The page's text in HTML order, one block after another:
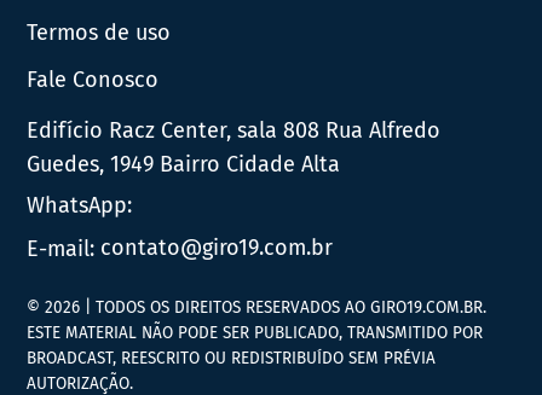
Termos de uso
Fale Conosco
Edifício Racz Center, sala 808 Rua Alfredo
Guedes, 1949 Bairro Cidade Alta
WhatsApp:
E-mail: contato@giro19.com.br
© 2026 | TODOS OS DIREITOS RESERVADOS AO GIRO19.COM.BR.
ESTE MATERIAL NÃO PODE SER PUBLICADO, TRANSMITIDO POR
BROADCAST, REESCRITO OU REDISTRIBUÍDO SEM PRÉVIA
AUTORIZAÇÃO.